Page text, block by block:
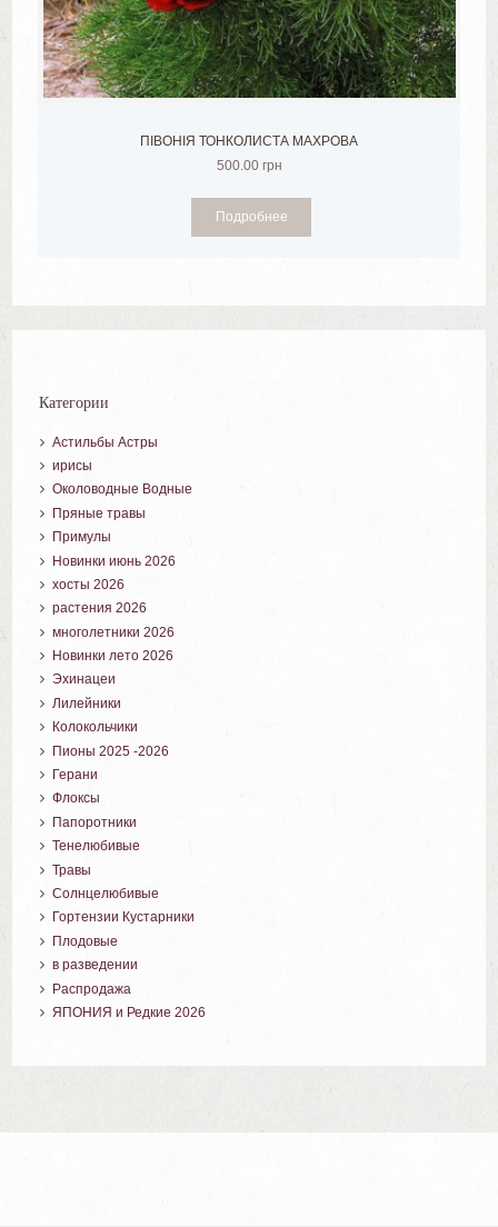
ПІВОНІЯ ТОНКОЛИСТА МАХРОВА
500.00 грн
Подробнее
Категории
Астильбы Астры
ирисы
Околоводные Водные
Пряные травы
Примулы
Новинки июнь 2026
хосты 2026
растения 2026
многолетники 2026
Новинки лето 2026
Эхинацеи
Лилейники
Колокольчики
Пионы 2025 -2026
Герани
Флоксы
Папоротники
Тенелюбивые
Травы
Солнцелюбивые
Гортензии Кустарники
Плодовые
в разведении
Распродажа
ЯПОНИЯ и Редкие 2026